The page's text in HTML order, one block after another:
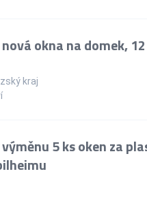
okna na domek,
kraj
5 ks oken za